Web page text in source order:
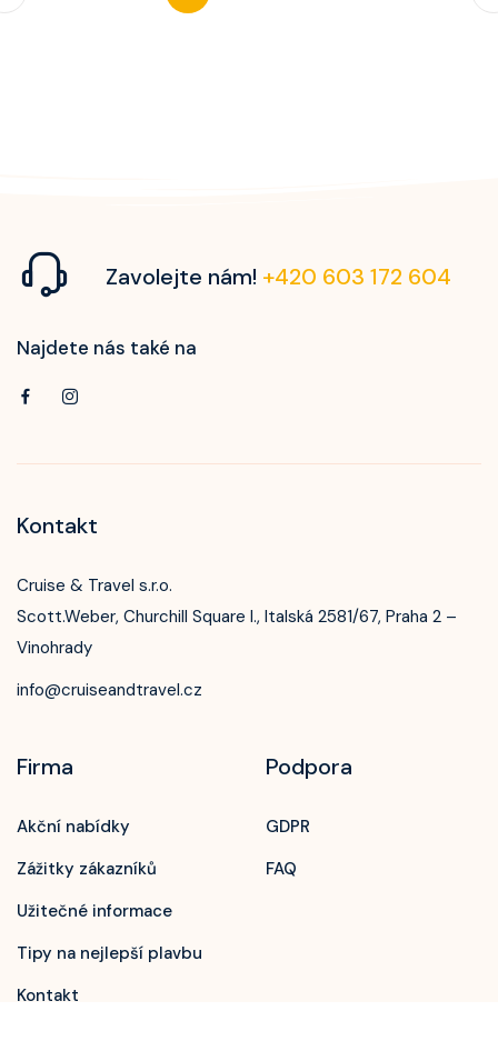
+420 603 172 604
Zavolejte nám! +420 603 172 604
Najdete nás také na
Kontakt
Cruise & Travel s.r.o.
Scott.Weber, Churchill Square I., Italská 2581/67, Praha 2 –
Vinohrady
info@cruiseandtravel.cz
Firma
Akční nabídky
Zážitky zákazníků
Užitečné informace
Tipy na nejlepší plavbu
Kontakt
Podpora
GDPR
FAQ